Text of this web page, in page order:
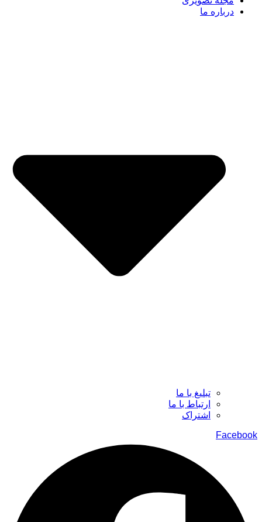
درباره ما
تبلیغ با ما
ارتباط با ما
اشتراک
Facebook